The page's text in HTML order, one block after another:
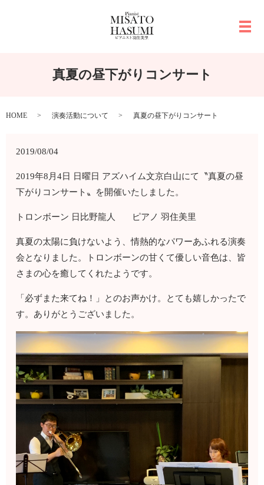
メ
真夏の昼下がりコンサート
HOME 演奏活動について 真夏の昼下がりコンサート
2019/08/04
2019年8月4日 日曜日 アズハイム文京白山にて〝真夏の昼
下がりコンサート〟を開催いたしました。
トロンボーン 日比野龍人 ピアノ 羽住美里
真夏の太陽に負けないよう、情熱的なパワーあふれる演奏
会となりました。トロンボーンの甘くて優しい音色は、皆
さまの心を癒してくれたようです。
「必ずまた来てね！」とのお声かけ。とても嬉しかったで
す。ありがとうございました。